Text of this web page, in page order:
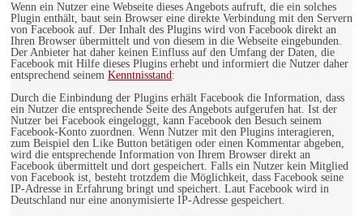
Wenn ein Nutzer eine Webseite dieses Angebots aufruft, die ein solches
Plugin enthält, baut sein Browser eine direkte Verbindung mit den Servern
von Facebook auf. Der Inhalt des Plugins wird von Facebook direkt an
Ihren Browser übermittelt und von diesem in die Webseite eingebunden.
Der Anbieter hat daher keinen Einfluss auf den Umfang der Daten, die
Facebook mit Hilfe dieses Plugins erhebt und informiert die Nutzer daher
entsprechend seinem Kenntnisstand:
Durch die Einbindung der Plugins erhält Facebook die Information, dass
ein Nutzer die entsprechende Seite des Angebots aufgerufen hat. Ist der
Nutzer bei Facebook eingeloggt, kann Facebook den Besuch seinem
Facebook-Konto zuordnen. Wenn Nutzer mit den Plugins interagieren,
zum Beispiel den Like Button betätigen oder einen Kommentar abgeben,
wird die entsprechende Information von Ihrem Browser direkt an
Facebook übermittelt und dort gespeichert. Falls ein Nutzer kein Mitglied
von Facebook ist, besteht trotzdem die Möglichkeit, dass Facebook seine
IP-Adresse in Erfahrung bringt und speichert. Laut Facebook wird in
Deutschland nur eine anonymisierte IP-Adresse gespeichert.